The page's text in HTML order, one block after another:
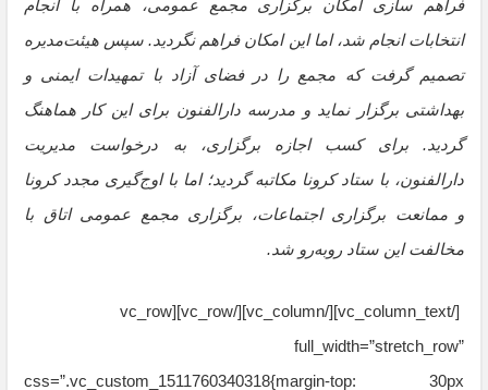
فراهم ­سازی امکان برگزاری مجمع عمومی، همراه با انجام
انتخابات انجام شد، اما این امکان فراهم نگردید. سپس هیئت‌مدیره
تصمیم گرفت که مجمع را در فضای آزاد با تمهیدات ایمنی و
بهداشتی برگزار نماید و مدرسه دارالفنون برای این کار هماهنگ
گردید. برای کسب اجازه برگزاری، به درخواست مدیریت
دارالفنون، با ستاد کرونا مکاتبه گردید؛ اما با اوج‌گیری مجدد کرونا
و ممانعت برگزاری اجتماعات، برگزاری مجمع عمومی اتاق‌ با
مخالفت این ستاد روبه‌رو شد.
[/vc_column_text][/vc_column][/vc_row][vc_row
full_width=”stretch_row”
css=”.vc_custom_1511760340318{margin-top: 30px